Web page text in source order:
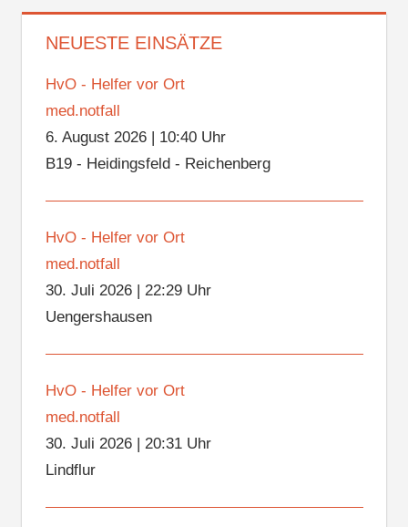
NEUESTE EINSÄTZE
HvO - Helfer vor Ort
med.notfall
6. August 2026| 10:40 Uhr
B19 - Heidingsfeld - Reichenberg
HvO - Helfer vor Ort
med.notfall
30. Juli 2026| 22:29 Uhr
Uengershausen
HvO - Helfer vor Ort
med.notfall
30. Juli 2026| 20:31 Uhr
Lindflur